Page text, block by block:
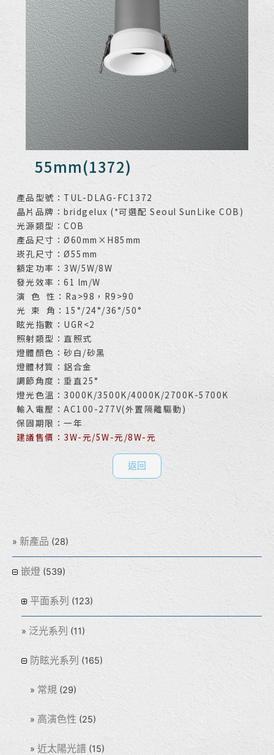
新產品 (28)
嵌燈 (539)
平面系列 (123)
泛光系列 (11)
防眩光系列 (165)
常規 (29)
高演色性 (25)
近太陽光譜 (15)
55mm(1372)
產品型號：TUL-DLAG-FC1372
晶片品牌：bridgelux (*可選配 Seoul SunLike COB)
光源類型：COB
產品尺寸：Ø60mm×H85mm
崁孔尺寸：Ø55mm
額定功率：3W/5W/8W
發光效率：61 lm/W
演 色 性：Ra>98，R9>90
光 束 角：15°/24°/36°/50°
眩光指數：UGR<2
照射類型：直照式
燈體顏色：砂白/砂黑
燈體材質：鋁合金
調節角度：垂直25°
燈光色溫：3000K/3500K/4000K/2700K-5700K
輸入電壓：AC100-277V(外置隔離驅動)
保固期限：一年
建議售價：3W-元/5W-元/8W-元
返回